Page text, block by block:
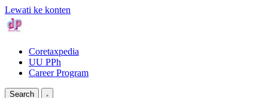
Lewati ke konten
Coretaxpedia
UU PPh
Career Program
Search